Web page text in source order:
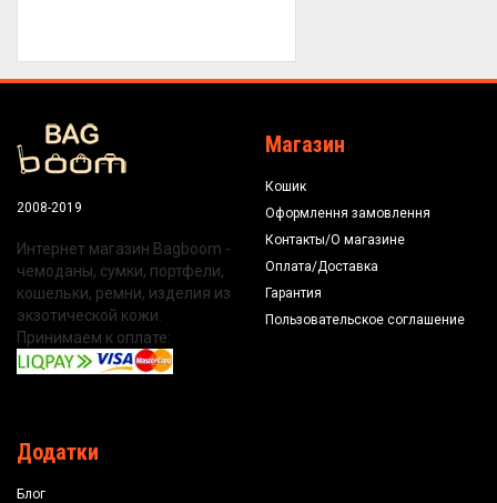
2008-2019
Интернет магазин Bagboom -
чемоданы, сумки, портфели,
кошельки, ремни, изделия из
экзотической кожи.
Принимаем к оплате:
Магазин
Кошик
Оформлення замовлення
Контакты/О магазине
Оплата/Доставка
Гарантия
Пользовательское соглашение
Додатки
Блог